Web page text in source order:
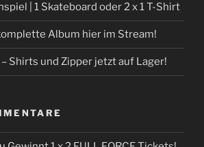
| 1 Skateboard oder 2 x 1 T-Shirt
Album hier im Stream!
Shirts und Zipper jetzt auf Lager!